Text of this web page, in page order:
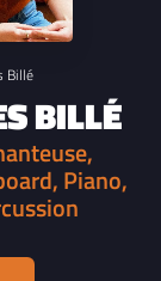
Billé
BILLÉ
Piano,